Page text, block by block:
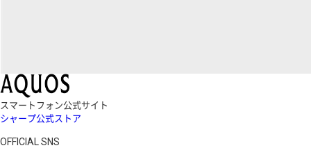
スマートフォン公式サイト
シャープ公式ストア
OFFICIAL SNS